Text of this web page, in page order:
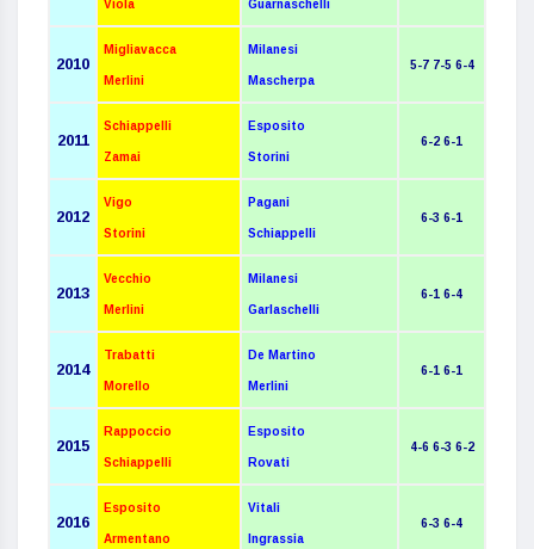
Viola Guarnaschelli
2010
Migliavacca
Merlini
Milanesi
Mascherpa
5-7 7-5 6-4
2011
Schiappelli
Zamai
Esposito
Storini
6-2 6-1
2012
Vigo
Storini
Pagani
Schiappelli
6-3 6-1
2013
Vecchio
Merlini
Milanesi
Garlaschelli
6-1 6-4
2014
Trabatti
Morello
De Martino
Merlini
6-1 6-1
2015
Rappoccio
Schiappelli
Esposito
Rovati
4-6 6-3 6-2
2016
Esposito
Armentano
Vitali
Ingrassia
6-3 6-4